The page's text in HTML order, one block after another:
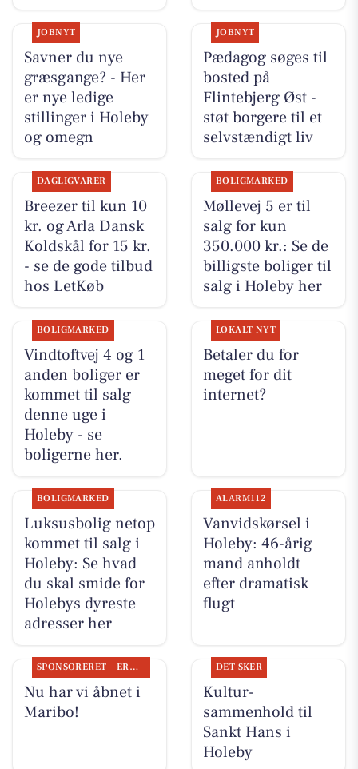
JOBNYT
Savner du nye
græsgange? - Her
er nye ledige
stillinger i Holeby
og omegn
JOBNYT
Pædagog søges til
bosted på
Flintebjerg Øst -
støt borgere til et
selvstændigt liv
DAGLIGVARER
Breezer til kun 10
kr. og Arla Dansk
Koldskål for 15 kr.
- se de gode tilbud
hos LetKøb
BOLIGMARKED
Møllevej 5 er til
salg for kun
350.000 kr.: Se de
billigste boliger til
salg i Holeby her
BOLIGMARKED
Vindtoftvej 4 og 1
anden boliger er
kommet til salg
denne uge i
Holeby - se
boligerne her.
LOKALT NYT
Betaler du for
meget for dit
internet?
BOLIGMARKED
Luksusbolig netop
kommet til salg i
Holeby: Se hvad
du skal smide for
Holebys dyreste
adresser her
ALARM112
Vanvidskørsel i
Holeby: 46-årig
mand anholdt
efter dramatisk
flugt
SPONSORERET ERHVERV
Nu har vi åbnet i
Maribo!
DET SKER
Kultur-
sammenhold til
Sankt Hans i
Holeby